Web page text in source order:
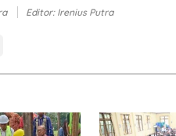
Editor: Irenius Putra